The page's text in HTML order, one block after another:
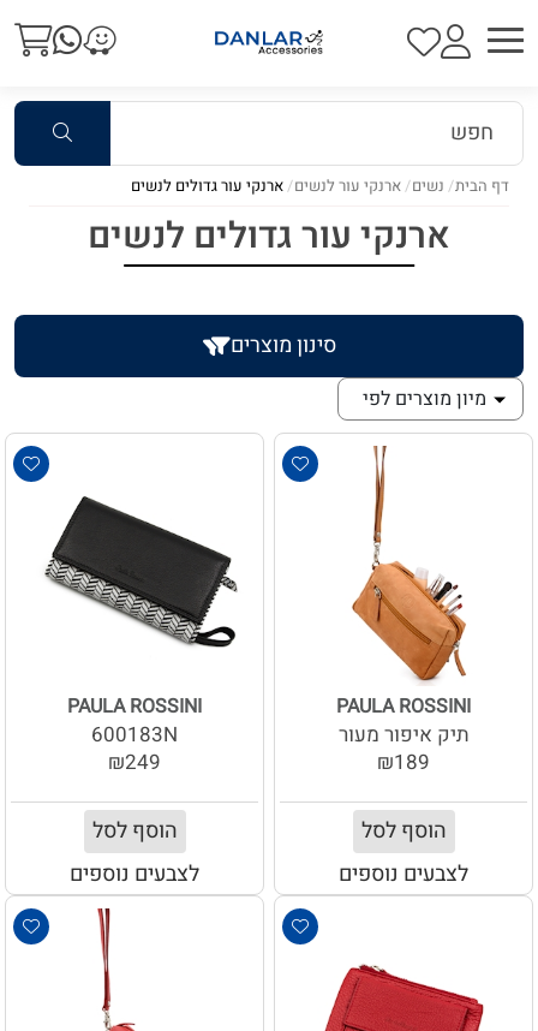
דף הבית נשים ארנקי עור לנשים ארנקי עור גדולים לנשים
ארנקי עור גדולים לנשים
סינון מוצרים
מיון מוצרים לפי
PAULA ROSSINI
תיק איפור מעור
₪189
הוסף לסל
לצבעים נוספים
PAULA ROSSINI
600183N
₪249
הוסף לסל
לצבעים נוספים